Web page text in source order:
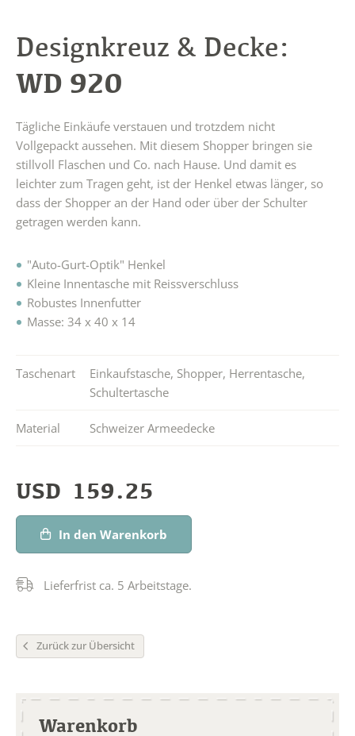
Designkreuz & Decke:
WD 920
Tägliche Einkäufe verstauen und trotzdem nicht
Vollgepackt aussehen. Mit diesem Shopper bringen sie
stillvoll Flaschen und Co. nach Hause. Und damit es
leichter zum Tragen geht, ist der Henkel etwas länger, so
dass der Shopper an der Hand oder über der Schulter
getragen werden kann.
"Auto-Gurt-Optik" Henkel
Kleine Innentasche mit Reissverschluss
Robustes Innenfutter
Masse: 34 x 40 x 14
Taschenart Einkaufstasche, Shopper, Herrentasche,
Schultertasche
Material Schweizer Armeedecke
USD 159.25
In den Warenkorb
Lieferfrist ca. 5 Arbeitstage.
Zurück zur Übersicht
Warenkorb